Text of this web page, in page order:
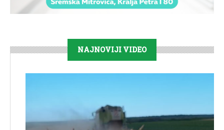
NAJNOVIJI VIDEO